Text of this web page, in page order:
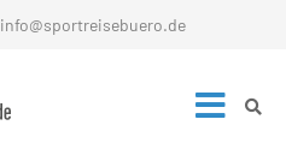
info@sportreisebuero.de